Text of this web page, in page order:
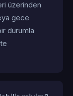
üzerinden
gece
durumla